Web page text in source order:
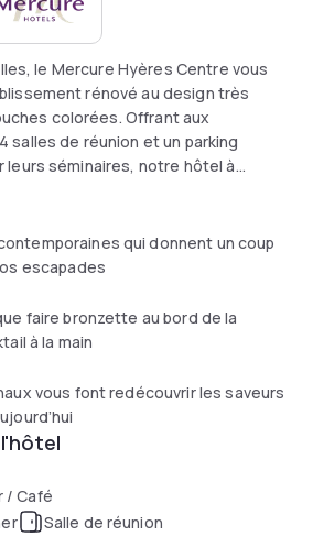
le Mercure Hyères Centre vous
rénové au design très
colorées. Offrant aux
salles de réunion et un parking
séminaires, notre hôtel à
belle à la détente. Vous pourrez
et déguster des plats régionaux et
notre bar-restaurant Victor.
qui donnent un coup
escapades
faire bronzette au bord de la
à la main
vous font redécouvrir les saveurs
/ Café
Salle de réunion